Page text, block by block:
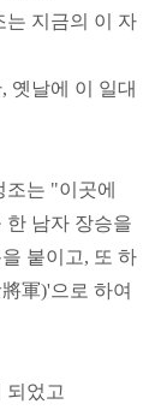
는 지금의 이 자
옛날에 이 일대
는 "이곳에
한 남자 장승을
붙이고, 또 하
軍)'으로 하여
되었고